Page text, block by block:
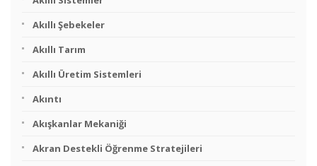
Akıllı Şebekeler
Akıllı Tarım
Akıllı Üretim Sistemleri
Akıntı
Akışkanlar Mekaniği
Akran Destekli Öğrenme Stratejileri